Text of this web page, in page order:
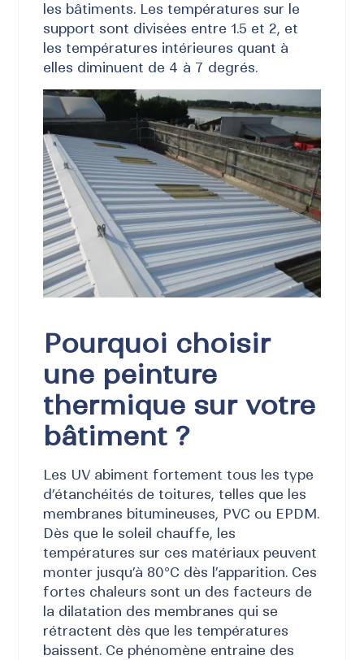
les bâtiments. Les températures sur le
support sont divisées entre 1.5 et 2, et
les températures intérieures quant à
elles diminuent de 4 à 7 degrés.
Pourquoi choisir
une peinture
thermique sur votre
bâtiment ?
Les UV abiment fortement tous les type
d’étanchéités de toitures, telles que les
membranes bitumineuses, PVC ou EPDM.
Dès que le soleil chauffe, les
températures sur ces matériaux peuvent
monter jusqu’à 80°C dès l’apparition. Ces
fortes chaleurs sont un des facteurs de
la dilatation des membranes qui se
rétractent dès que les températures
baissent. Ce phénomène entraine des